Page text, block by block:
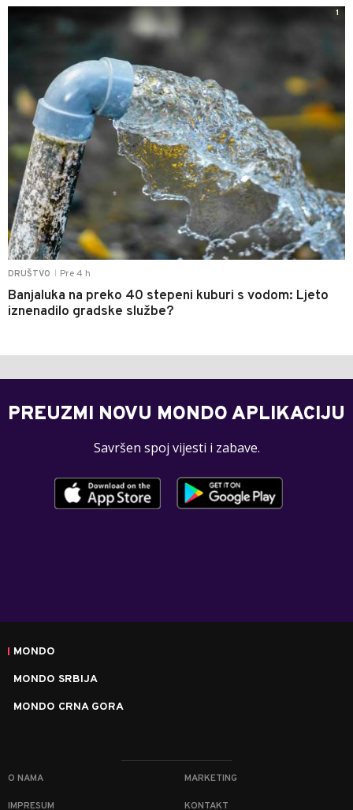
DRUŠTVO Pre 4 h
Banjaluka na preko 40 stepeni kuburi s vodom: Ljeto
iznenadilo gradske službe?
1
PREUZMI NOVU MONDO APLIKACIJU
Savršen spoj vijesti i zabave.
MONDO
MONDO SRBIJA
MONDO CRNA GORA
O NAMA MARKETING
IMPRESUM KONTAKT